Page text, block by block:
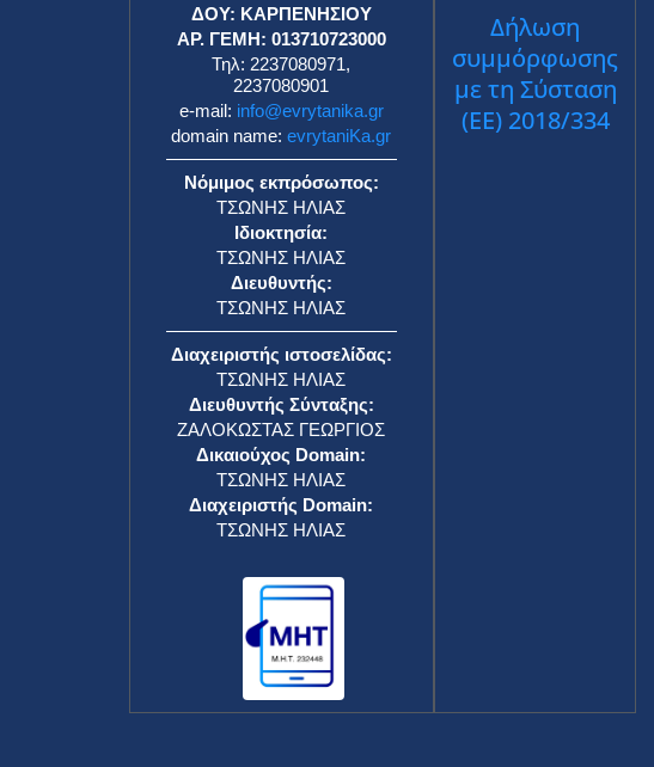
ΔΟΥ: ΚΑΡΠΕΝΗΣΙΟΥ
ΑΡ. ΓΕΜΗ: 013710723000
Τηλ: 2237080971,
2237080901
e-mail: info@evrytanika.gr
domain name:evrytaniKa.gr
Νόμιμος εκπρόσωπος:
ΤΣΩΝΗΣ ΗΛΙΑΣ
Ιδιοκτησία:
ΤΣΩΝΗΣ ΗΛΙΑΣ
Διευθυντής:
ΤΣΩΝΗΣ ΗΛΙΑΣ
Διαχειριστής ιστοσελίδας:
ΤΣΩΝΗΣ ΗΛΙΑΣ
Διευθυντής Σύνταξης:
ΖΑΛΟΚΩΣΤΑΣ ΓΕΩΡΓΙΟΣ
Δικαιούχος Domain:
ΤΣΩΝΗΣ ΗΛΙΑΣ
Διαχειριστής Domain:
ΤΣΩΝΗΣ ΗΛΙΑΣ
Δήλωση
συμμόρφωσης
με τη Σύσταση
(ΕΕ) 2018/334